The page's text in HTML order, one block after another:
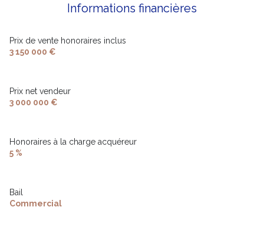
Informations financières
Prix de vente honoraires inclus
3 150 000 €
Prix net vendeur
3 000 000 €
Honoraires à la charge acquéreur
5 %
Bail
Commercial